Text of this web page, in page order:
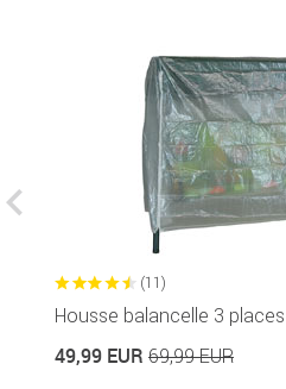
(11)
Housse balancelle 3
49,99 EUR 69,99 EUR